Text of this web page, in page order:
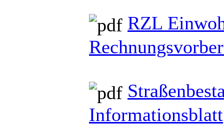
RZL
Informationsblatt